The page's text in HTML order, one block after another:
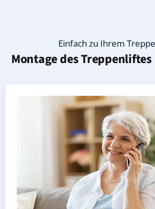
Einfach zu Ihrem
Montage des
Persönliche Treppenlift-Beratung